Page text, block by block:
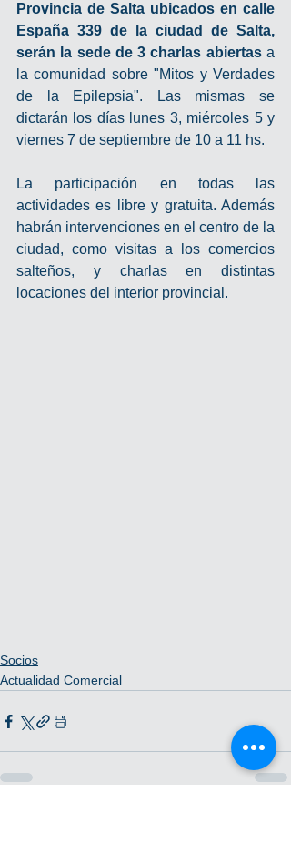
Provincia de Salta ubicados en calle
España 339 de la ciudad de Salta,
serán la sede de 3 charlas abiertas a
la comunidad sobre "Mitos y Verdades
de la Epilepsia". Las mismas se
dictarán los días lunes 3, miércoles 5 y
viernes 7 de septiembre de 10 a 11 hs.
La participación en todas las
actividades es libre y gratuita. Además
habrán intervenciones en el centro de la
ciudad, como visitas a los comercios
salteños, y charlas en distintas
locaciones del interior provincial.
Socios
Actualidad Comercial